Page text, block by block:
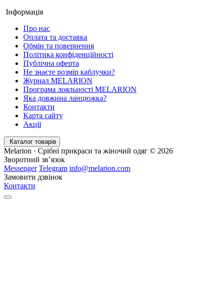
Інформація
Про нас
Оплата та доставка
Обмін та повернення
Політика конфіденційності
Публічна оферта
Не знаєте розмір каблучки?
Журнал MELARION
Програма лояльності MELARION
Яка довжина ланцюжка?
Контакти
Карта сайту
Акції
Каталог товарів
Melarion · Срібні прикраси та жіночий одяг © 2026
Зворотний зв’язок
Messenger Telegram info@melarion.com
Замовити дзвінок
Контакти